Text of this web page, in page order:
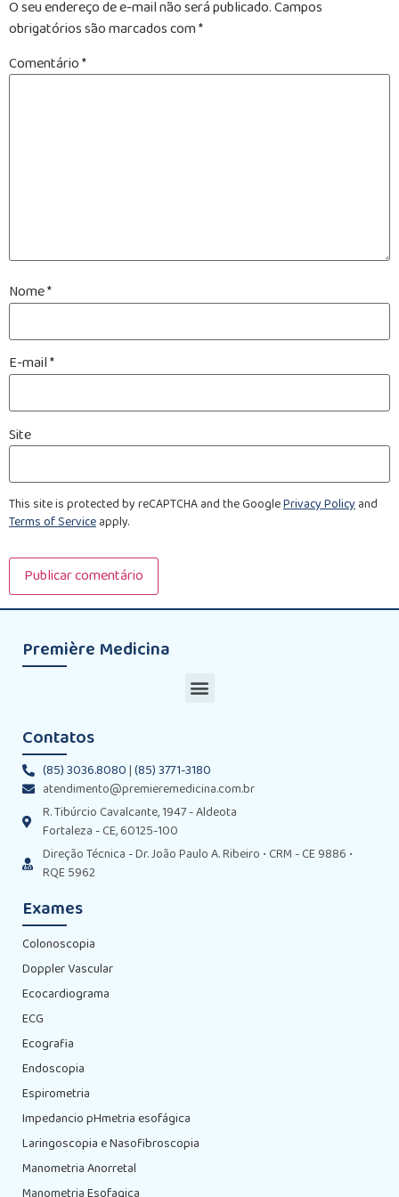
O seu endereço de e-mail não será publicado.Campos
obrigatórios são marcados com*
Comentário*
Nome*
E-mail*
Site
This site is protected by reCAPTCHA and the GooglePrivacy Policyand
Terms of Serviceapply.
Première Medicina
Contatos
(85) 3036.8080|(85) 3771-3180
atendimento@premieremedicina.com.br
R. Tibúrcio Cavalcante, 1947 - Aldeota
Fortaleza - CE, 60125-100
Direção Técnica - Dr. João Paulo A. Ribeiro • CRM - CE 9886 •
RQE 5962
Exames
Colonoscopia
Doppler Vascular
Ecocardiograma
ECG
Ecografia
Endoscopia
Espirometria
Impedancio pHmetria esofágica
Laringoscopia e Nasofibroscopia
Manometria Anorretal